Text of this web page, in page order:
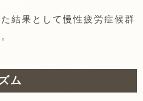
結果として慢性疲労症候群
ム